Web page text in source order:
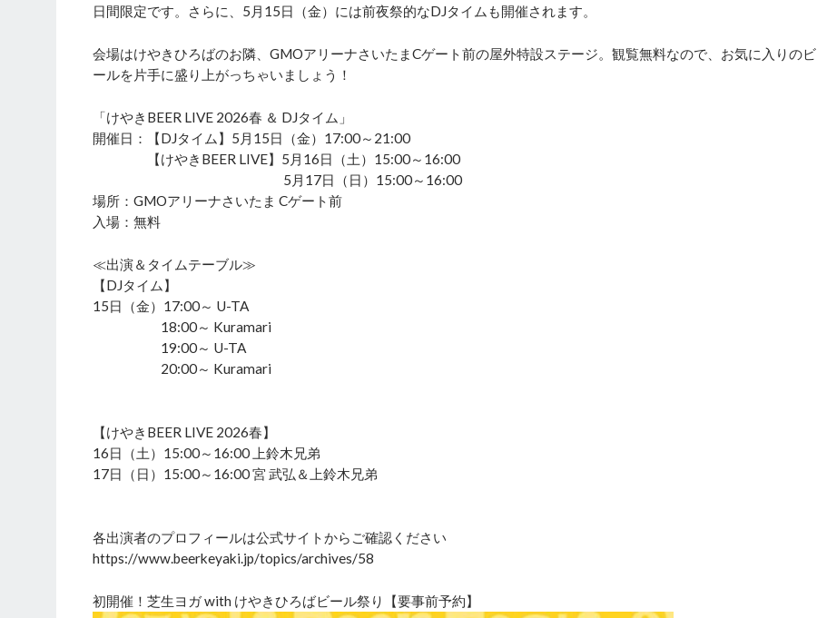
日間限定です。さらに、5月15日（金）には前夜祭的なDJタイムも開催されます。
会場はけやきひろばのお隣、GMOアリーナさいたまCゲート前の屋外特設ステージ。観覧無料なので、お気に入りのビ
ールを片手に盛り上がっちゃいましょう！
「けやきBEER LIVE 2026春 ＆ DJタイム」
開催日：【DJタイム】5月15日（金）17:00～21:00
【けやきBEER LIVE】5月16日（土）15:00～16:00
5月17日（日）15:00～16:00
場所：GMOアリーナさいたま Cゲート前
入場：無料
≪出演＆タイムテーブル≫
【DJタイム】
15日（金）17:00～ U-TA
18:00～ Kuramari
19:00～ U-TA
20:00～ Kuramari
【けやきBEER LIVE 2026春】
16日（土）15:00～16:00 上鈴木兄弟
17日（日）15:00～16:00 宮 武弘＆上鈴木兄弟
各出演者のプロフィールは公式サイトからご確認ください
https://www.beerkeyaki.jp/topics/archives/58
初開催！芝生ヨガ with けやきひろばビール祭り【要事前予約】